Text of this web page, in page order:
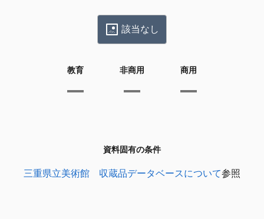
該当なし
教育 非商用 商用
資料固有の条件
三重県立美術館 収蔵品データベースについて参照